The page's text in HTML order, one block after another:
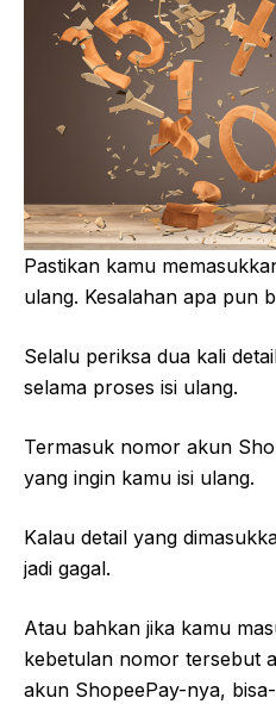
Pastikan kamu
ulang. Kesalahan apa pun
Selalu periksa dua kali
selama proses isi ulang.
Termasuk nomor akun
yang ingin kamu isi ulang.
Kalau detail yang
jadi gagal.
Atau bahkan jika kamu
kebetulan nomor tersebut
akun ShopeePay-nya,